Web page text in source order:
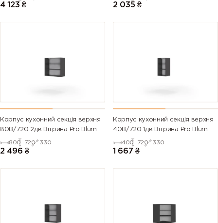
4 123 ₴ 2 035 ₴
Корпус кухонний секцiя верхня
80В/720 2дв Вітрина Pro Blum
800 720 330
2 496 ₴
Корпус кухонний секцiя верхня
40В/720 1дв Вітрина Pro Blum
400 720 330
1 667 ₴